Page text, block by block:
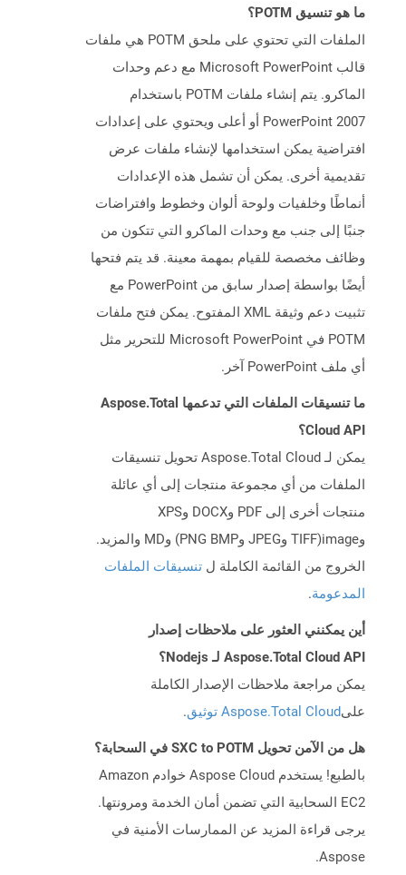
ما هو تنسيق POTM؟
الملفات التي تحتوي على ملحق POTM هي ملفات
قالب Microsoft PowerPoint مع دعم وحدات
الماكرو. يتم إنشاء ملفات POTM باستخدام
PowerPoint 2007 أو أعلى ويحتوي على إعدادات
افتراضية يمكن استخدامها لإنشاء ملفات عرض
تقديمية أخرى. يمكن أن تشمل هذه الإعدادات
أنماطًا وخلفيات ولوحة ألوان وخطوط وافتراضات
جنبًا إلى جنب مع وحدات الماكرو التي تتكون من
وظائف مخصصة للقيام بمهمة معينة. قد يتم فتحها
أيضًا بواسطة إصدار سابق من PowerPoint مع
تثبيت دعم وثيقة XML المفتوح. يمكن فتح ملفات
POTM في Microsoft PowerPoint للتحرير مثل
أي ملف PowerPoint آخر.
ما تنسيقات الملفات التي تدعمها Aspose.Total
Cloud API؟
يمكن لـ Aspose.Total Cloud تحويل تنسيقات
الملفات من أي مجموعة منتجات إلى أي عائلة
منتجات أخرى إلى PDF وDOCX وXPS
وimage(TIFF وJPEG وPNG BMP) وMD والمزيد.
الخروج من القائمة الكاملة ل تنسيقات الملفات
المدعومة.
أين يمكنني العثور على ملاحظات إصدار
Aspose.Total Cloud API لـ Nodejs؟
يمكن مراجعة ملاحظات الإصدار الكاملة
علىAspose.Total Cloud توثيق .
هل من الآمن تحويل SXC to POTM في السحابة؟
بالطبع! يستخدم Aspose Cloud خوادم Amazon
EC2 السحابية التي تضمن أمان الخدمة ومرونتها.
يرجى قراءة المزيد عن الممارسات الأمنية في
Aspose.